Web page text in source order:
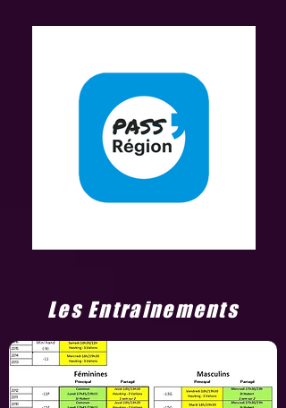
Les Entrainements